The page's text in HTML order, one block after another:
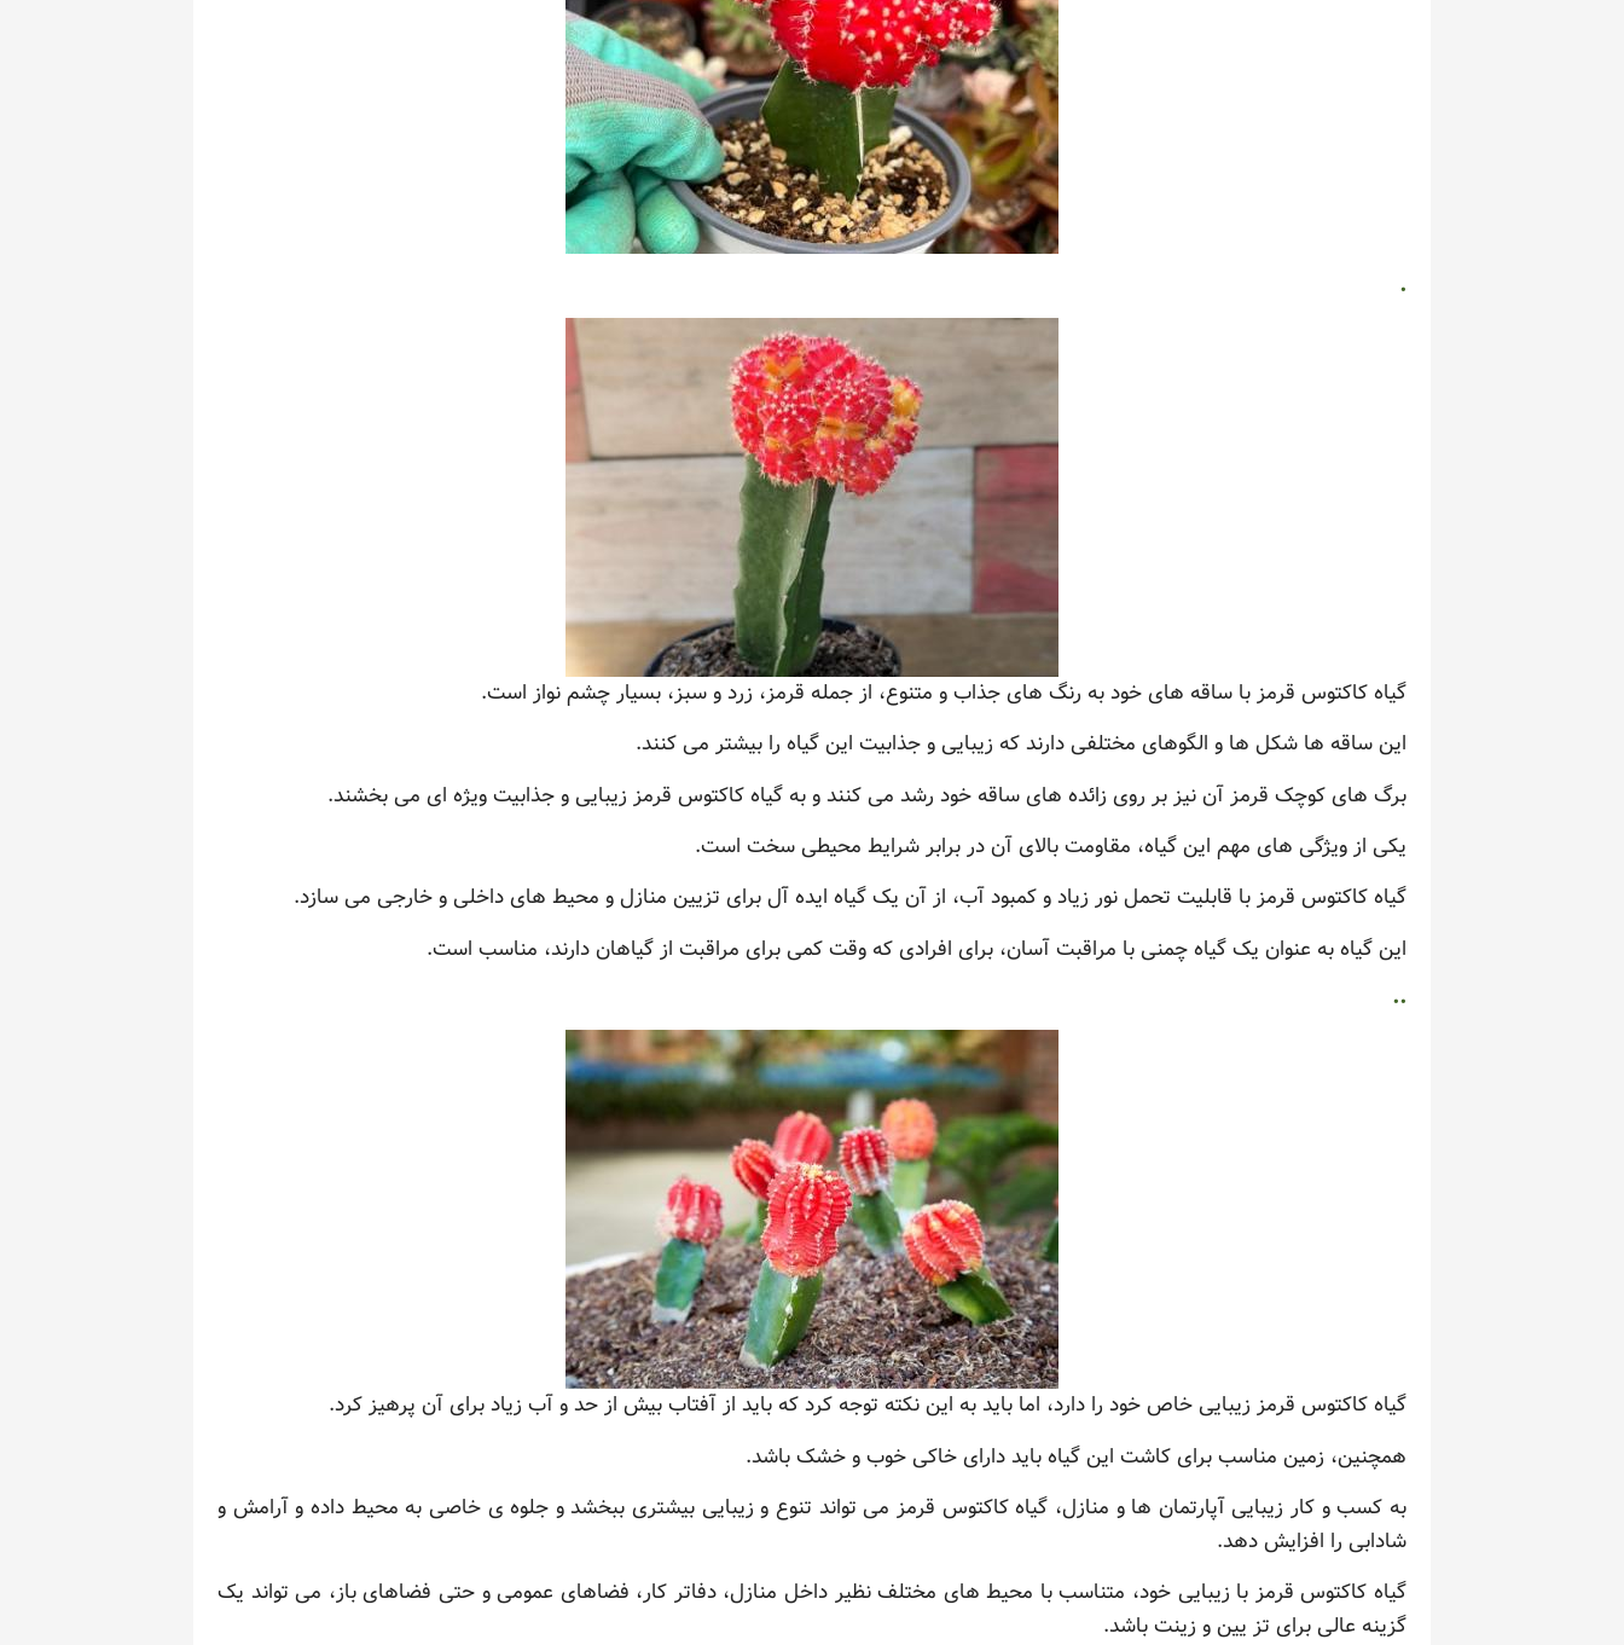
.
گیاه کاکتوس قرمز با ساقه های خود به رنگ های جذاب و متنوع، از جمله قرمز، زرد و سبز، بسیار چشم نواز است.
این ساقه ها شکل ها و الگوهای مختلفی دارند که زیبایی و جذابیت این گیاه را بیشتر می کنند.
برگ های کوچک قرمز آن نیز بر روی زائده های ساقه خود رشد می کنند و به گیاه کاکتوس قرمز زیبایی و جذابیت ویژه ای می بخشند.
یکی از ویژگی های مهم این گیاه، مقاومت بالای آن در برابر شرایط محیطی سخت است.
گیاه کاکتوس قرمز با قابلیت تحمل نور زیاد و کمبود آب، از آن یک گیاه ایده آل برای تزیین منازل و محیط های داخلی و خارجی می سازد.
این گیاه به عنوان یک گیاه چمنی با مراقبت آسان، برای افرادی که وقت کمی برای مراقبت از گیاهان دارند، مناسب است.
..
گیاه کاکتوس قرمز زیبایی خاص خود را دارد، اما باید به این نکته توجه کرد که باید از آفتاب بیش از حد و آب زیاد برای آن پرهیز کرد.
همچنین، زمین مناسب برای کاشت این گیاه باید دارای خاکی خوب و خشک باشد.
به کسب و کار زیبایی آپارتمان ها و منازل، گیاه کاکتوس قرمز می تواند تنوع و زیبایی بیشتری ببخشد و جلوه ی خاصی به محیط داده و آرامش و
شادابی را افزایش دهد.
گیاه کاکتوس قرمز با زیبایی خود، متناسب با محیط های مختلف نظیر داخل منازل، دفاتر کار، فضاهای عمومی و حتی فضاهای باز، می تواند یک
گزینه عالی برای تز یین و زینت باشد.